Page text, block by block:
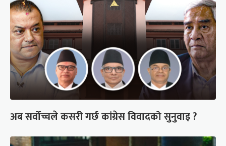
अब सर्वोच्चले कसरी गर्छ कांग्रेस विवादको सुनुवाइ ?